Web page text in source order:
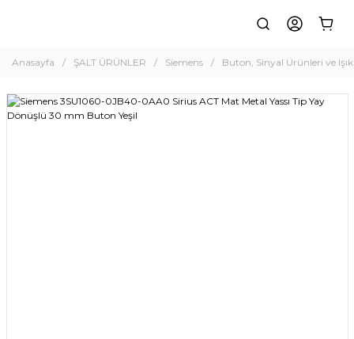
Anasayfa ŞALT ÜRÜNLER Siemens Buton, Sinyal Ürünleri ve